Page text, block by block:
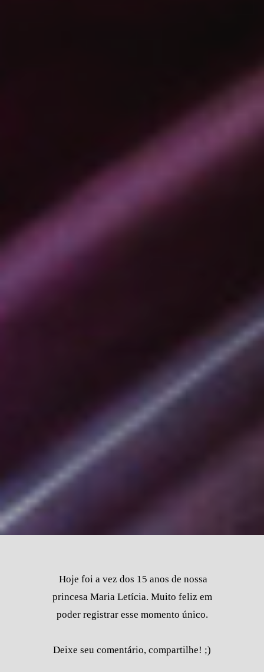
Hoje foi a vez dos 15 anos de nossa
princesa Maria Letícia. Muito feliz em
poder registrar esse momento único.
Deixe seu comentário, compartilhe! ;)